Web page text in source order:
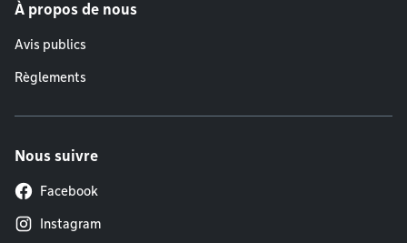
À propos de nous
Avis publics
Règlements
Nous suivre
Facebook
Instagram